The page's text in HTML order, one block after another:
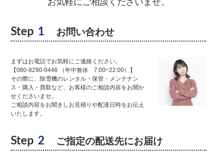
お気軽にご相談くださいませ。
Step 1 お問い合わせ
まずはお電話でお気軽にご連絡ください。
【080-8290-0446 （年中無休 7:00~22:00）】
その際に、除雪機のレンタル・保管・メンテナン
ス・購入・買取など、お客様のご相談内容をお聞か
せくださいませ。
ご相談内容をお聞きしお見積りや配達日時をお伝え
いたします。
Step 2 ご指定の配送先にお届け